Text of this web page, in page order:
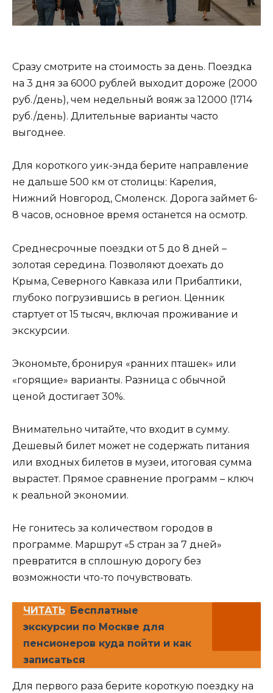
Сразу смотрите на стоимость за день. Поездка
на 3 дня за 6000 рублей выходит дороже (2000
руб./день), чем недельный вояж за 12000 (1714
руб./день). Длительные варианты часто
выгоднее.
Для короткого уик-энда берите направление
не дальше 500 км от столицы: Карелия,
Нижний Новгород, Смоленск. Дорога займет 6-
8 часов, основное время останется на осмотр.
Среднесрочные поездки от 5 до 8 дней –
золотая середина. Позволяют доехать до
Крыма, Северного Кавказа или Прибалтики,
глубоко погрузившись в регион. Ценник
стартует от 15 тысяч, включая проживание и
экскурсии.
Экономьте, бронируя «ранних пташек» или
«горящие» варианты. Разница с обычной
ценой достигает 30%.
Внимательно читайте, что входит в сумму.
Дешевый билет может не содержать питания
или входных билетов в музеи, итоговая сумма
вырастет. Прямое сравнение программ – ключ
к реальной экономии.
Не гонитесь за количеством городов в
программе. Маршрут «5 стран за 7 дней»
превратится в сплошную дорогу без
возможности что-то почувствовать.
ЧИТАТЬ Бесплатные
экскурсии по Москве для
пенсионеров куда пойти и как
записаться
Для первого раза берите короткую поездку на